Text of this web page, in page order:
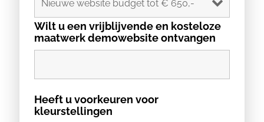
Wilt u een vrijblijvende en kosteloze
maatwerk demowebsite ontvangen
Heeft u voorkeuren voor
kleurstellingen